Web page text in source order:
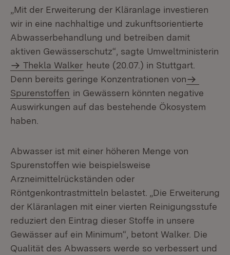
„Mit der Erweiterung der Kläranlage investieren
wir in eine nachhaltige und zu­kunftsorientierte
Abwasserbehandlung und betreiben damit
aktiven Gewässer­schutz“, sagte Umweltministerin
Thekla Walker heute (20.07.) in Stuttgart.
Denn bereits geringe Konzentrationen von
Spurenstoffen in Gewässern könnten negative
Auswirkungen auf das bestehende Ökosystem
haben.
Abwasser ist mit einer höheren Menge von
Spurenstoffen wie beispielsweise
Arzneimittelrückständen oder
Röntgenkontrastmitteln belastet. „Die Erweiterung
der Kläranlagen mit einer vierten Reinigungsstufe
reduziert den Eintrag dieser Stoffe in unsere
Gewässer auf ein Minimum“, betont Walker. Die
Qualität des Abwassers werde so verbessert und